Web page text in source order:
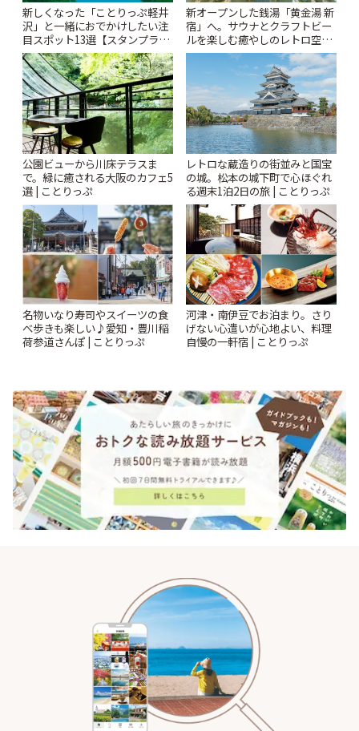
新しくなった「ことりっぷ軽井
沢」と一緒におでかけしたい注
目スポット13選【スタンプラリ
ー開催中】 | ことりっぷ
新オープンした銭湯「黄金湯 新
宿」へ。サウナとクラフトビー
ルを楽しむ癒やしのレトロ空間
| ことりっぷ
公園ビューから川床テラスま
で。緑に癒される大阪のカフェ5
選 | ことりっぷ
レトロな蔵造りの街並みと国宝
の城。松本の城下町で心ほぐれ
る週末1泊2日の旅 | ことりっぷ
名物いなり寿司やスイーツの食
べ歩きも楽しい♪愛知・豊川稲
荷参道さんぽ | ことりっぷ
河津・南伊豆でお泊まり。さり
げない心遣いが心地よい、料理
自慢の一軒宿 | ことりっぷ